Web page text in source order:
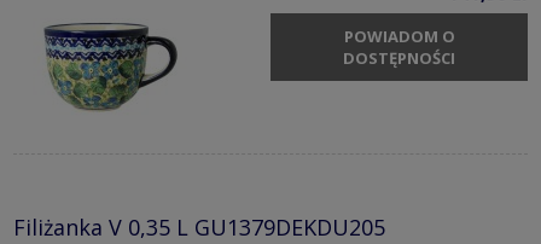
POWIADOM O
DOSTĘPNOŚCI
Filiżanka V 0,35 L GU1379DEKDU205